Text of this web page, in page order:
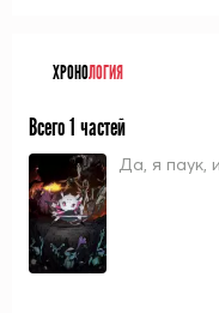
ХРОНОЛОГИЯ
Всего 1 частей
Да, я паук,